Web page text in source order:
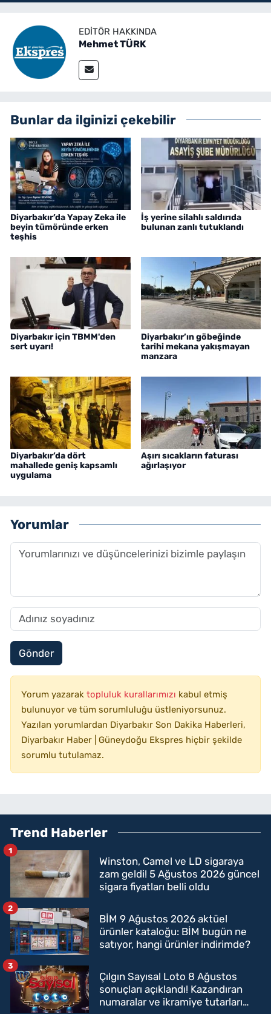
EDITÖR HAKKINDA
Mehmet TÜRK
Bunlar da ilginizi çekebilir
Diyarbakır’da Yapay Zeka ile
beyin tümöründe erken
teşhis
İş yerine silahlı saldırıda
bulunan zanlı tutuklandı
Diyarbakır için TBMM'den
sert uyarı!
Diyarbakır’ın göbeğinde
tarihi mekana yakışmayan
manzara
Diyarbakır’da dört
mahallede geniş kapsamlı
uygulama
Aşırı sıcakların faturası
ağırlaşıyor
Yorumlar
Gönder
Yorum yazarak topluluk kurallarımızı kabul etmiş
bulunuyor ve tüm sorumluluğu üstleniyorsunuz.
Yazılan yorumlardan Diyarbakır Son Dakika Haberleri,
Diyarbakır Haber | Güneydoğu Ekspres hiçbir şekilde
sorumlu tutulamaz.
Trend Haberler
Winston, Camel ve LD sigaraya
zam geldi! 5 Ağustos 2026 güncel
sigara fiyatları belli oldu
1
BİM 9 Ağustos 2026 aktüel
ürünler kataloğu: BİM bugün ne
satıyor, hangi ürünler indirimde?
2
Çılgın Sayısal Loto 8 Ağustos
sonuçları açıklandı! Kazandıran
numaralar ve ikramiye tutarları
3